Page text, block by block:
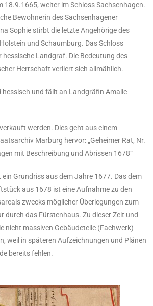
18.9.1665, weiter im Schloss Sachsenhagen.
Bewohnerin des Sachsenhagener
Sophie stirbt die letzte Angehörige des
und Schaumburg. Das Schloss
Landgraf. Die Bedeutung des
Herrschaft verliert sich allmählich.
hessisch und fällt an Landgräfin Amalie
werden. Dies geht aus einem
Marburg hervor: „Geheimer Rat, Nr.
mit Beschreibung und Abrissen 1678“
Grundriss aus dem Jahre 1677. Das dem
aus 1678 ist eine Aufnahme zu den
zwecks möglicher Überlegungen zum
durch das Fürstenhaus. Zu dieser Zeit und
nicht massiven Gebäudeteile (Fachwerk)
weil in späteren Aufzeichnungen und Plänen
bereits fehlen.